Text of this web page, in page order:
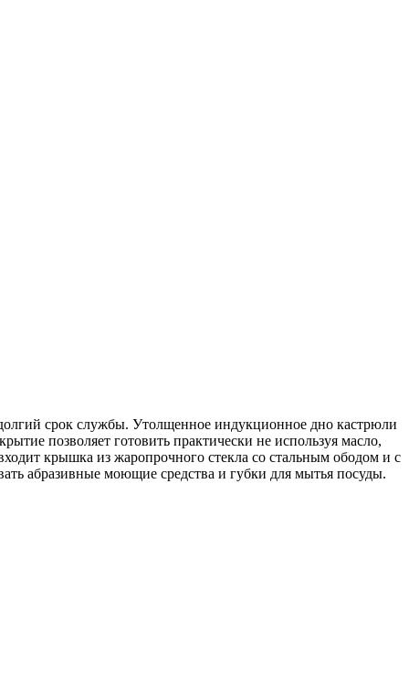
срок службы. Утолщенное индукционное дно кастрюли
позволяет готовить практически не используя масло,
крышка из жаропрочного стекла со стальным ободом и с
абразивные моющие средства и губки для мытья посуды.